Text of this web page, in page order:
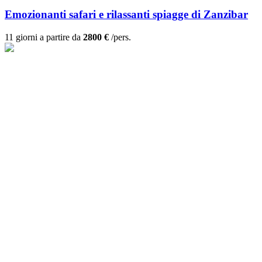
Emozionanti safari e rilassanti spiagge di Zanzibar
11 giorni a partire da 2800 € /pers.